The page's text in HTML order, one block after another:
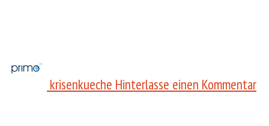
krisenkueche Hinterlasse einen Kommentar